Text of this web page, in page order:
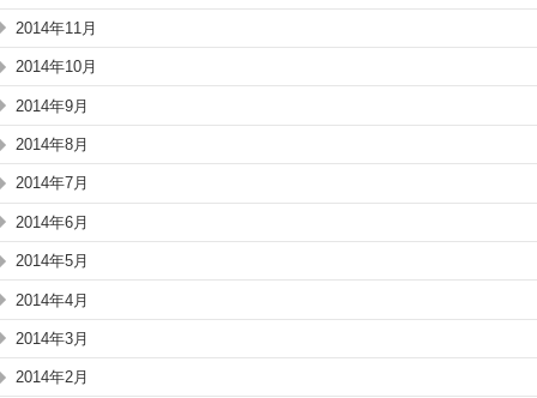
2014年11月
2014年10月
2014年9月
2014年8月
2014年7月
2014年6月
2014年5月
2014年4月
2014年3月
2014年2月